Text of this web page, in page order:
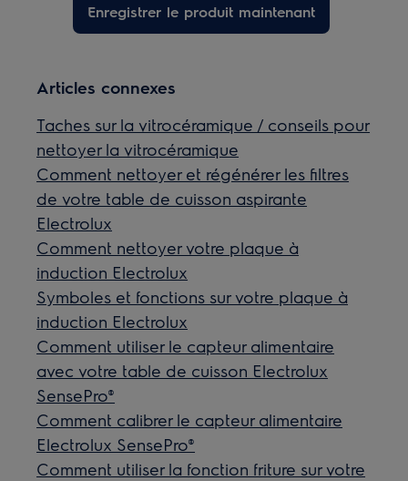
Enregistrer le produit maintenant
Articles connexes
Taches sur la vitrocéramique / conseils pour
nettoyer la vitrocéramique
Comment nettoyer et régénérer les filtres
de votre table de cuisson aspirante
Electrolux
Comment nettoyer votre plaque à
induction Electrolux
Symboles et fonctions sur votre plaque à
induction Electrolux
Comment utiliser le capteur alimentaire
avec votre table de cuisson Electrolux
SensePro®
Comment calibrer le capteur alimentaire
Electrolux SensePro®
Comment utiliser la fonction friture sur votre